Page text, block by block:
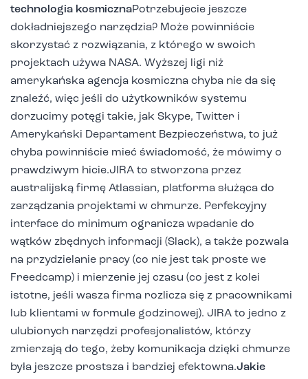
technologia kosmicznaPotrzebujecie jeszcze
dokładniejszego narzędzia? Może powinniście
skorzystać z rozwiązania, z którego w swoich
projektach używa NASA. Wyższej ligi niż
amerykańska agencja kosmiczna chyba nie da się
znaleźć, więc jeśli do użytkowników systemu
dorzucimy potęgi takie, jak Skype, Twitter i
Amerykański Departament Bezpieczeństwa, to już
chyba powinniście mieć świadomość, że mówimy o
prawdziwym hicie.JIRA to stworzona przez
australijską firmę Atlassian, platforma służąca do
zarządzania projektami w chmurze. Perfekcyjny
interface do minimum ogranicza wpadanie do
wątków zbędnych informacji (Slack), a także pozwala
na przydzielanie pracy (co nie jest tak proste we
Freedcamp) i mierzenie jej czasu (co jest z kolei
istotne, jeśli wasza firma rozlicza się z pracownikami
lub klientami w formule godzinowej). JIRA to jedno z
ulubionych narzędzi profesjonalistów, którzy
zmierzają do tego, żeby komunikacja dzięki chmurze
była jeszcze prostsza i bardziej efektowna.Jakie